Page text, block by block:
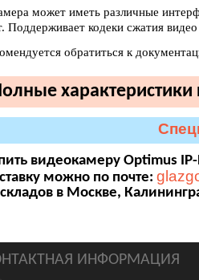
может иметь различные
Поддерживает кодеки сжатия
обратиться к
видеокамеру Optimus
можно по почте:
в Москве,
ИНФОРМАЦИЯ